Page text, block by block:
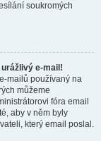
soukromých
e-mail!
mailů používaný na
můžeme
fóra email
aby v něm byly
který email poslal.